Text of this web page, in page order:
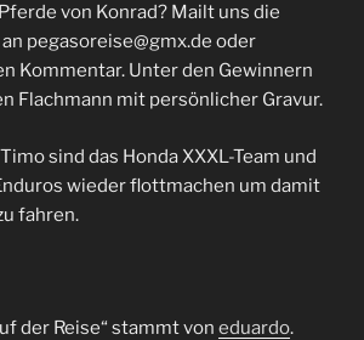
von Konrad? Mailt uns die
pegasoreise@gmx.de oder
Kommentar. Unter den Gewinnern
Flachmann mit persönlicher Gravur.
sind das Honda XXXL-Team und
wieder flottmachen um damit
fahren.
der Reise“ stammt von eduardo.